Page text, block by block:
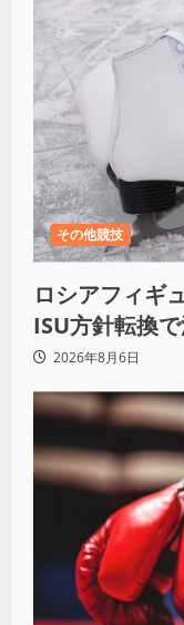
その他競技
ロシアフィギ
ISU方針転換
2026年8月6日